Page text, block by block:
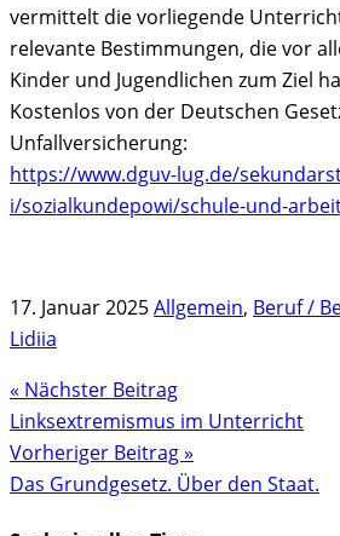
vermittelt die vorliegende
relevante Bestimmungen, die vor
Kinder und Jugendlichen zum Ziel
Kostenlos von der Deutschen
Unfallversicherung:
https://www.dguv-lug.de/
i/sozialkundepowi/schule-und-
17. Januar 2025Allgemein, Beruf /
Lidiia
« Nächster Beitrag
Linksextremismus im Unterricht
Vorheriger Beitrag »
Das Grundgesetz. Über den Staat.